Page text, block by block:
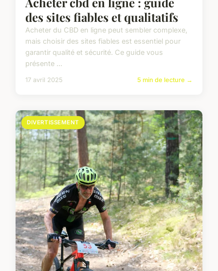
des sites fiables et qualitatifs
Acheter du CBD en ligne peut sembler complexe,
mais choisir des sites fiables est essentiel pour
garantir qualité et sécurité. Ce guide vous
présente ...
17 avril 2025 5 min de lecture →
DIVERTISSEMENT